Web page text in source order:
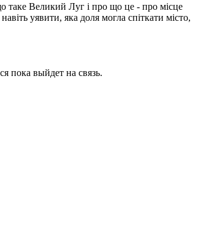
таке Великий Луг і про що це - про місце
уявити, яка доля могла спіткати місто,
пока выйдет на связь.